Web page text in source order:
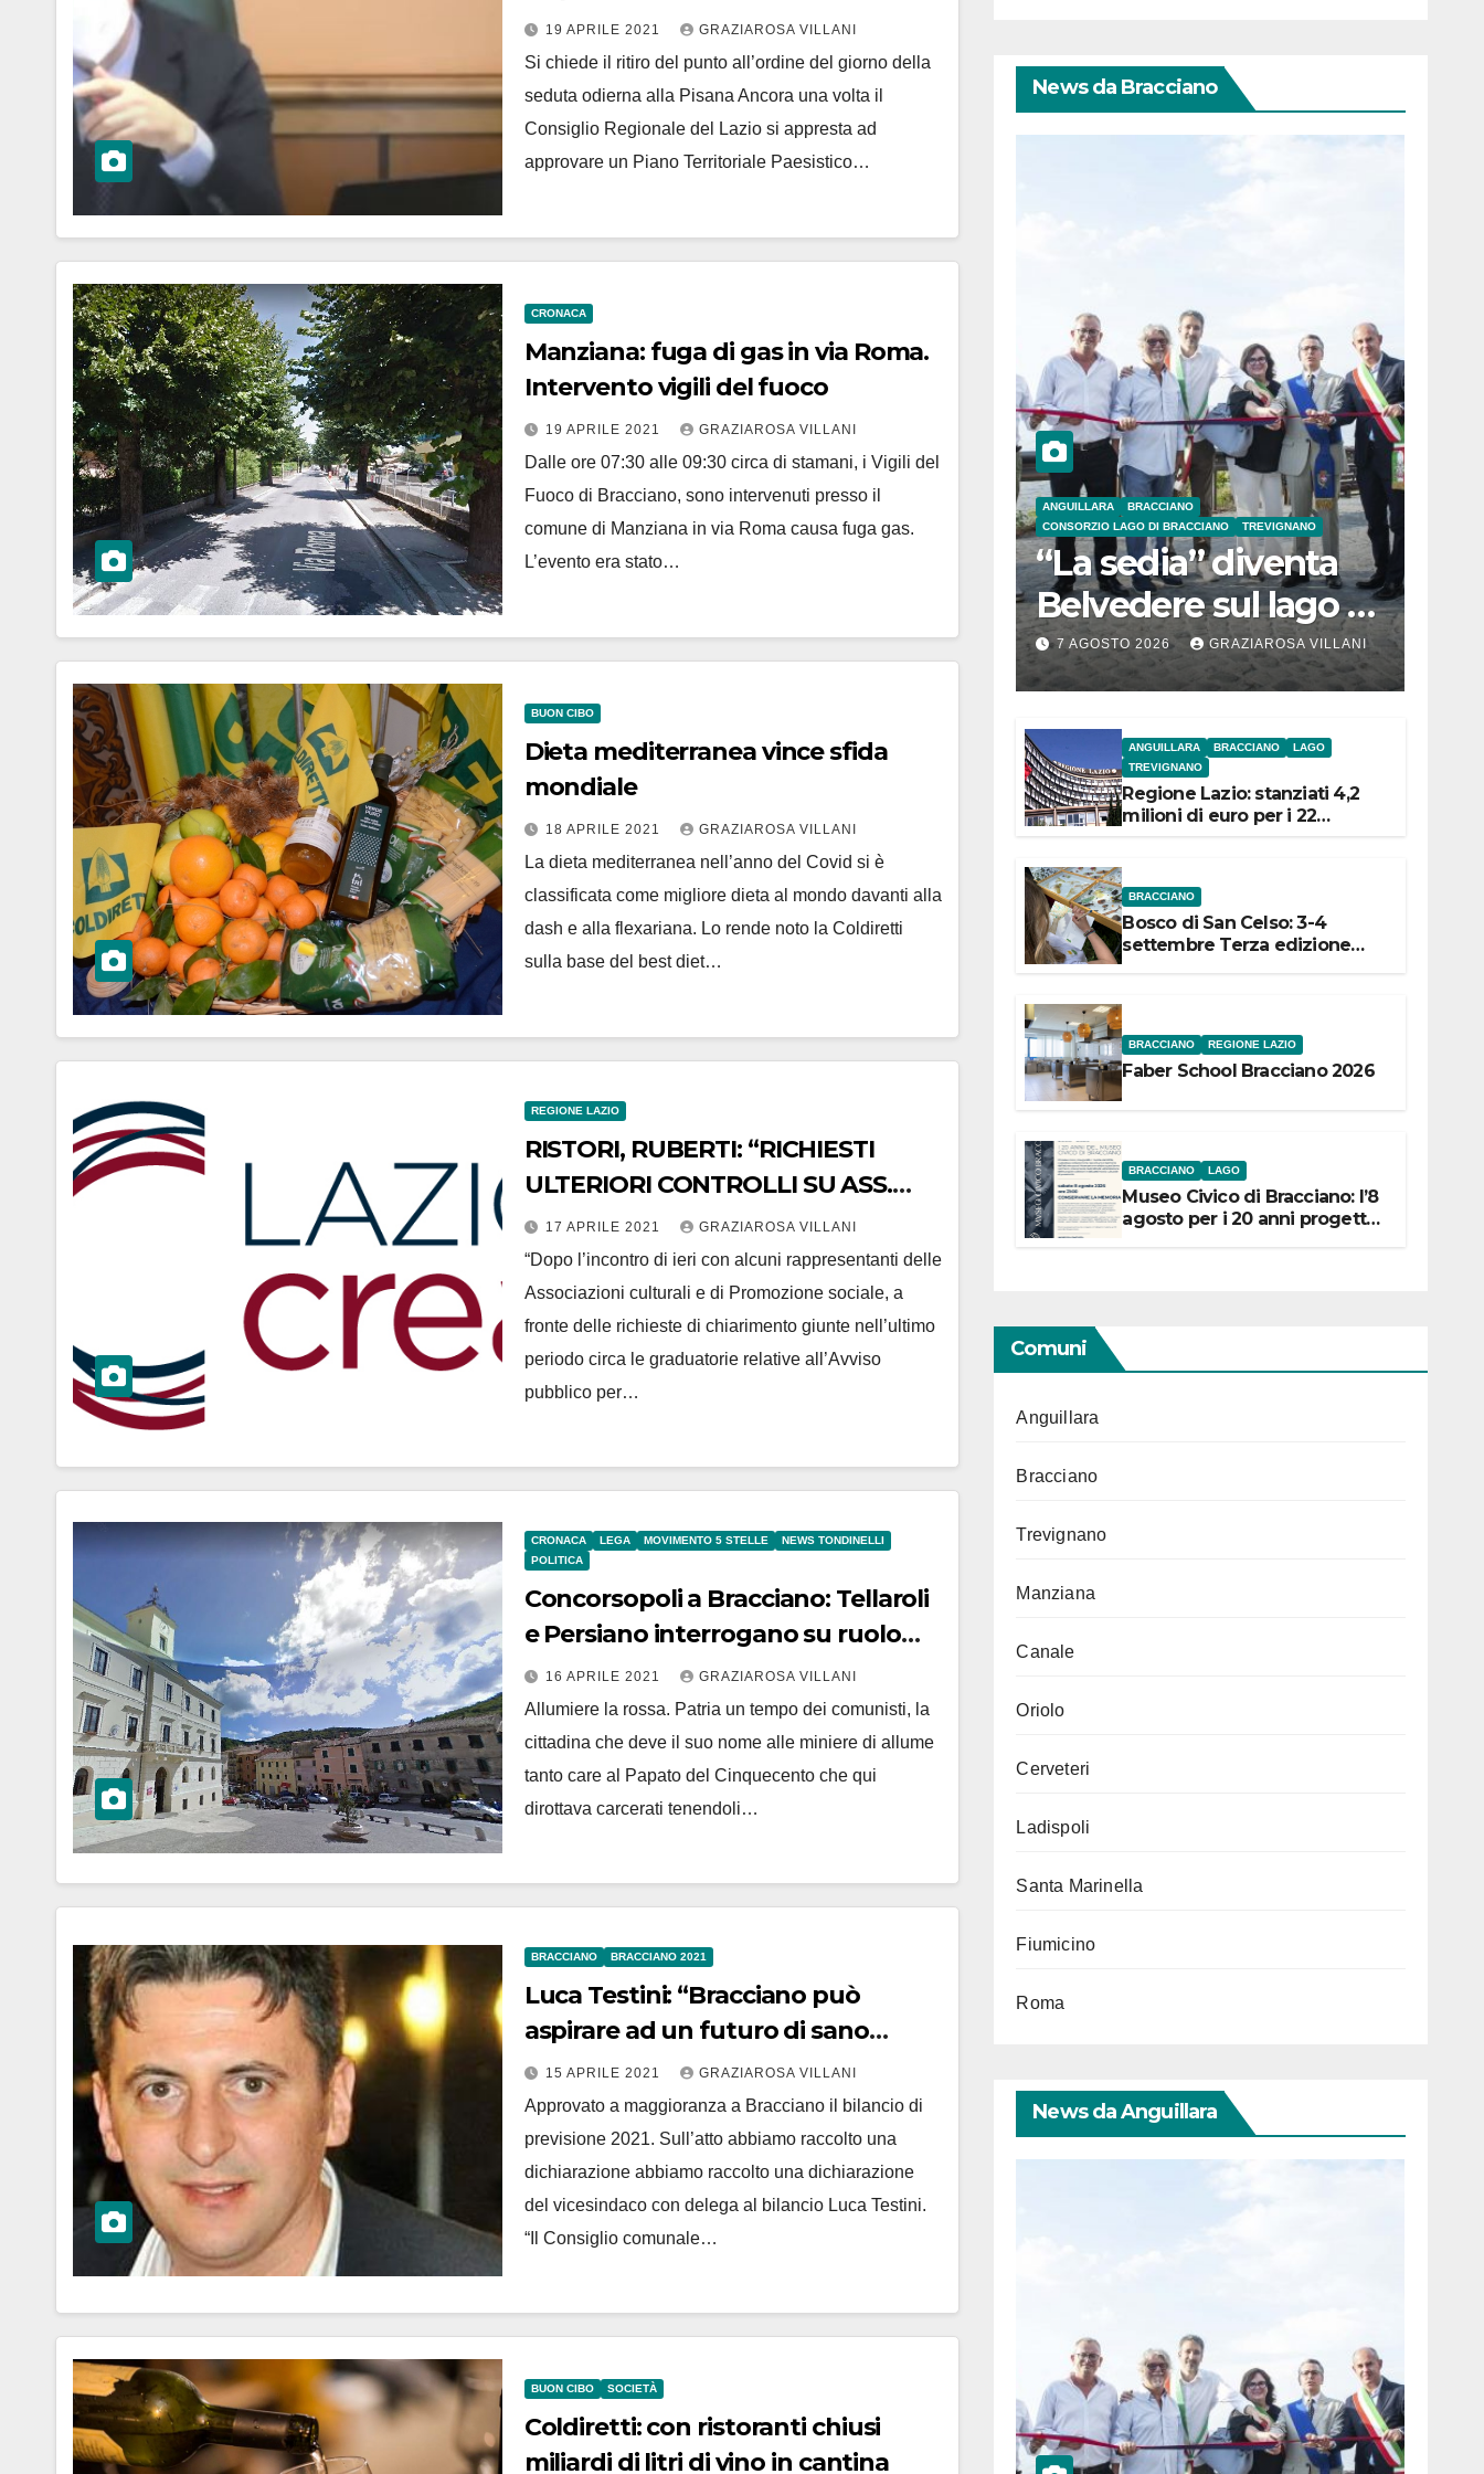
19 APRILE 2021 GRAZIAROSA VILLANI
Si chiede il ritiro del punto all’ordine del giorno della
seduta odierna alla Pisana Ancora una volta il
Consiglio Regionale del Lazio si appresta ad
approvare un Piano Territoriale Paesistico…
CRONACA
Manziana: fuga di gas in via Roma.
Intervento vigili del fuoco
19 APRILE 2021 GRAZIAROSA VILLANI
Dalle ore 07:30 alle 09:30 circa di stamani, i Vigili del
Fuoco di Bracciano, sono intervenuti presso il
comune di Manziana in via Roma causa fuga gas.
L’evento era stato…
BUON CIBO
Dieta mediterranea vince sfida
mondiale
18 APRILE 2021 GRAZIAROSA VILLANI
La dieta mediterranea nell’anno del Covid si è
classificata come migliore dieta al mondo davanti alla
dash e alla flexariana. Lo rende noto la Coldiretti
sulla base del best diet…
REGIONE LAZIO
RISTORI, RUBERTI: “RICHIESTI
ULTERIORI CONTROLLI SU ASS.
CULT E APS. DICHIARAZIONI
MENDACI SARANNO SEGNALATE
AD AUTORITA’ COMPETENTI”
17 APRILE 2021 GRAZIAROSA VILLANI
“Dopo l’incontro di ieri con alcuni rappresentanti delle
Associazioni culturali e di Promozione sociale, a
fronte delle richieste di chiarimento giunte nell’ultimo
periodo circa le graduatorie relative all’Avviso
pubblico per…
CRONACA LEGA MOVIMENTO 5 STELLE
NEWS TONDINELLI
POLITICA
Concorsopoli a Bracciano: Tellaroli
e Persiano interrogano su ruolo
Mori e su una assunzione. Replica
del sindaco
16 APRILE 2021 GRAZIAROSA VILLANI
Allumiere la rossa. Patria un tempo dei comunisti, la
cittadina che deve il suo nome alle miniere di allume
tanto care al Papato del Cinquecento che qui
dirottava carcerati tenendoli…
BRACCIANO BRACCIANO 2021
Luca Testini: “Bracciano può
aspirare ad un futuro di sano
sviluppo”
15 APRILE 2021 GRAZIAROSA VILLANI
Approvato a maggioranza a Bracciano il bilancio di
previsione 2021. Sull’atto abbiamo raccolto una
dichiarazione abbiamo raccolto una dichiarazione
del vicesindaco con delega al bilancio Luca Testini.
“Il Consiglio comunale…
BUON CIBO SOCIETÀ
Coldiretti: con ristoranti chiusi
miliardi di litri di vino in cantina
News da Bracciano
ANGUILLARA
BRACCIANO
CONSORZIO LAGO DI BRACCIANO
TREVIGNANO
“La sedia” diventa
Belvedere sul lago di
Bracciano: ieri
l’inaugurazione
7 AGOSTO 2026 GRAZIAROSA VILLANI
ANGUILLARA BRACCIANO
LAGO
TREVIGNANO
Regione Lazio: stanziati 4,2
milioni di euro per i 22
BRACCIANO
Bosco di San Celso: 3-4
settembre Terza edizione
BRACCIANO REGIONE LAZIO
Faber School Bracciano 2026
BRACCIANO LAGO
Museo Civico di Bracciano: l’8
agosto per i 20 anni progetto
Comuni
Anguillara
Bracciano
Trevignano
Manziana
Canale
Oriolo
Cerveteri
Ladispoli
Santa Marinella
Fiumicino
Roma
News da Anguillara